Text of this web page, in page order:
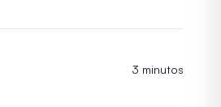
3 minutos